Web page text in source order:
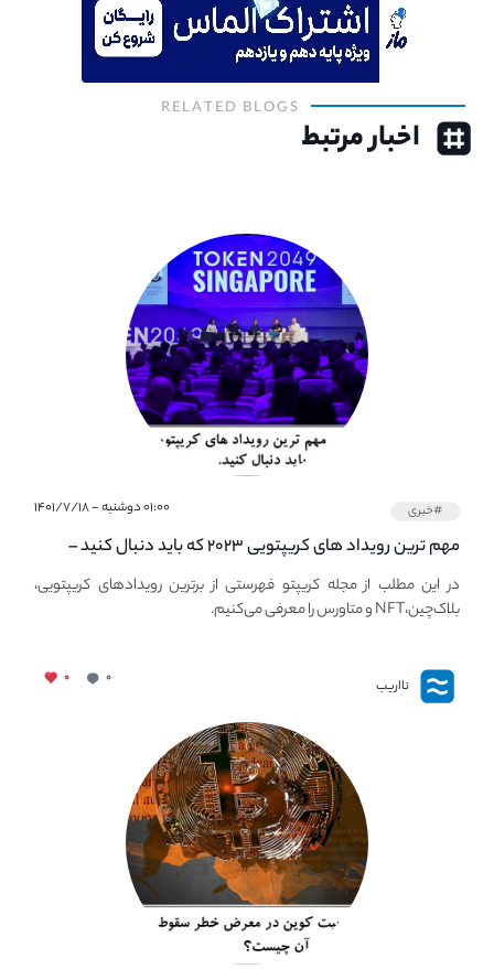
RELATED BLOGS
اخبار مرتبط
#خبری ۰۱:۰۰ دوشنبه - ۱۴۰۱/۷/۱۸
مهم ترین رویداد های کریپتویی ۲۰۲۳ که باید دنبال کنید –
معرفی بهترین رویداد های جهانی
در این مطلب از مجله کریپتو فهرستی از برترین رویدادهای کریپتویی،
بلاک‌چین،NFT و متاورس را معرفی می‌کنیم.
نااریب ۰ ۰